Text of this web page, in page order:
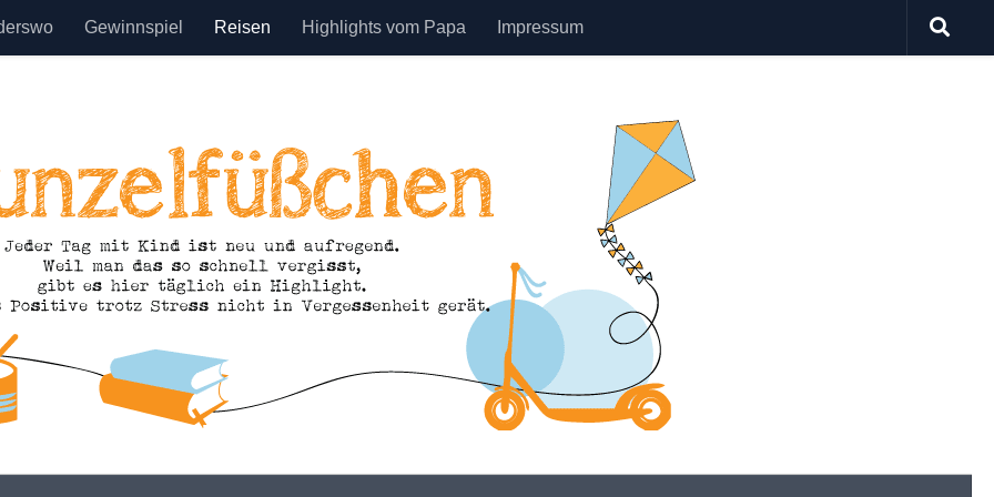
Gewinnspiel Reisen Highlights vom Papa Impressum